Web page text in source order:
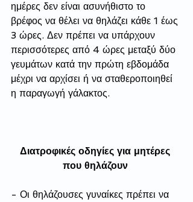
ημέρες δεν είναι ασυνήθιστο το
βρέφος να θέλει να θηλάζει κάθε 1 έως
3 ώρες. Δεν πρέπει να υπάρχουν
περισσότερες από 4 ώρες μεταξύ δύο
γευμάτων κατά την πρώτη εβδομάδα
μέχρι να αρχίσει ή να σταθεροποιηθεί
η παραγωγή γάλακτος.
Διατροφικές οδηγίες για μητέρες
που θηλάζουν
- Οι θηλάζουσες γυναίκες πρέπει να